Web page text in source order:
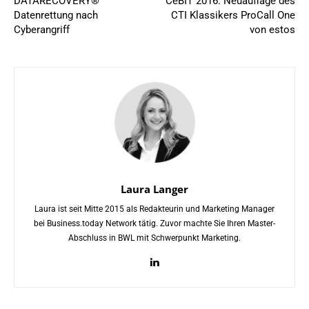
Datenrettung nach
Cyberangriff
CTI Klassikers ProCall One
von estos
Laura Langer
Laura ist seit Mitte 2015 als Redakteurin und Marketing Manager
bei Business.today Network tätig. Zuvor machte Sie Ihren Master-
Abschluss in BWL mit Schwerpunkt Marketing.